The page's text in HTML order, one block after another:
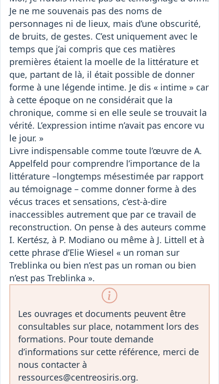
Je ne me souvenais pas des noms de
personnages ni de lieux, mais d’une obscurité,
de bruits, de gestes. C’est uniquement avec le
temps que j’ai compris que ces matières
premières étaient la moelle de la littérature et
que, partant de là, il était possible de donner
forme à une légende intime. Je dis « intime » car
à cette époque on ne considérait que la
chronique, comme si en elle seule se trouvait la
vérité. L’expression intime n’avait pas encore vu
le jour. »
Livre indispensable comme toute l’œuvre de A.
Appelfeld pour comprendre l’importance de la
littérature –longtemps mésestimée par rapport
au témoignage – comme donner forme à des
vécus traces et sensations, c’est-à-dire
inaccessibles autrement que par ce travail de
reconstruction. On pense à des auteurs comme
I. Kertész, à P. Modiano ou même à J. Littell et à
cette phrase d’Elie Wiesel « un roman sur
Treblinka ou bien n’est pas un roman ou bien
n’est pas Treblinka ».
Les ouvrages et documents peuvent être
consultables sur place, notamment lors des
formations. Pour toute demande
d’informations sur cette référence, merci de
nous contacter à
ressources@centreosiris.org.